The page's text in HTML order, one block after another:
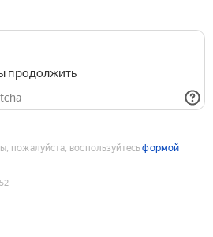
продолжить
пожалуйста, воспользуйтесьформой